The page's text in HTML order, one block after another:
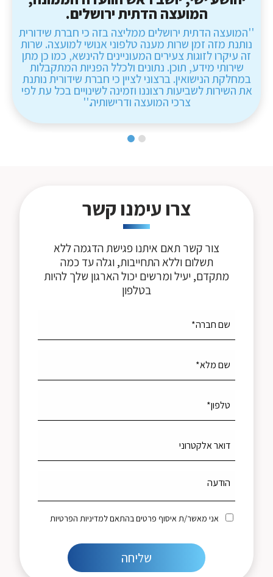
המועצה הדתית ירושלים.
''המועצה הדתית ירושלים ממליצה בזה כי חברת שידורית
נותנת מזה זמן שרות מענה טלפוני אנושי למועצה. שרות
זה עיקרו לזוגות צעירים המעוניינים להינשא, כמו כן מתן
שירותי מידע, תוכן. נתונים ולכלל הפניות המתקבלות
במחלקת הנישואין. ברצוני לציין כי חברת שידורית נותנת
את השירות לשביעות רצוננו וזמינה לשינויים בכל עת לפי
צרכי המועצה ודרישותיה.''
צרו עימנו קשר
צור קשר תאם איתנו פגישת הדגמה ללא
תשלום וללא התחייבות, וגלה עד כמה
מתקדם, יעיל ומרשים יכול הארגון שלך להיות
בטלפון
אני מאשר/ת איסוף פרטים בהתאם למדיניות הפרטיות